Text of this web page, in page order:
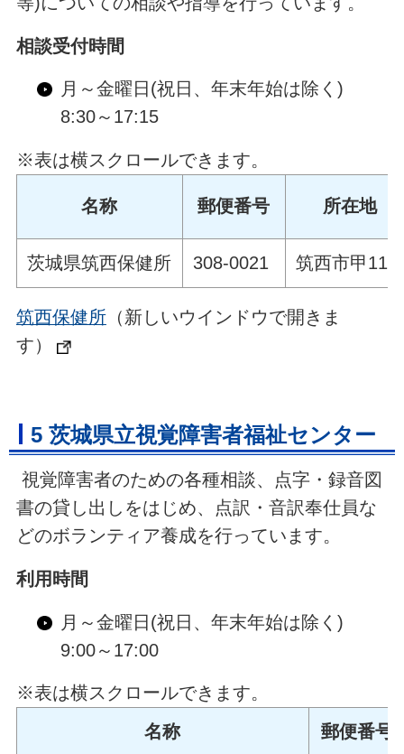
相談受付時間
月～金曜日(祝日、年末年始は除く)
8:30～17:15
※表は横スクロールできます。
名称 郵便番号 所在地
茨城県筑西保健所 308-0021 筑西市甲114
筑西保健所（新しいウインドウで開きま
す）
5 茨城県立視覚障害者福祉センター
視覚障害者のための各種相談、点字・録音図
書の貸し出しをはじめ、点訳・音訳奉仕員な
どのボランティア養成を行っています。
利用時間
月～金曜日(祝日、年末年始は除く)
9:00～17:00
※表は横スクロールできます。
名称
郵便番号